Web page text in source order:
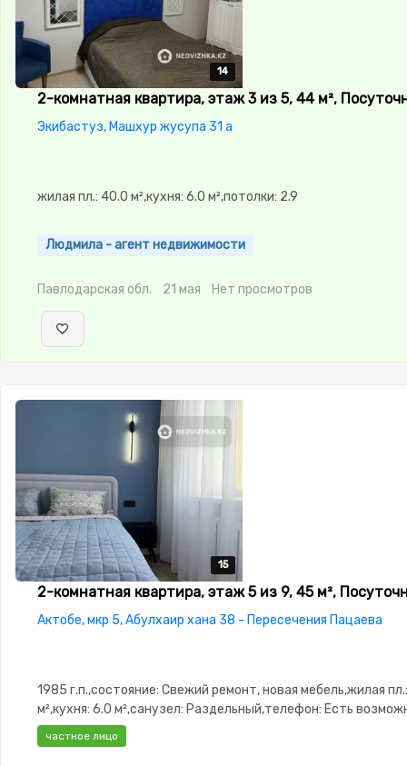
14
14
14
14
14
2-комнатная квартира, этаж 3 из 5, 44 м²,
Экибастуз, Машхур жусупа 31 а
жилая пл.: 40.0 м²,кухня: 6.0 м²,потолки: 2.9
Людмила - агент недвижимости
Павлодарская обл. 21 мая Нет просмотров
15
15
15
15
15
2-комнатная квартира, этаж 5 из 9, 45 м²,
Актобе, мкр 5, Абулхаир хана 38 - Пересечения Пацаева
1985 г.п.,состояние: Свежий ремонт, новая мебель,жилая
м²,кухня: 6.0 м²,санузел: Раздельный,телефон: Есть
подключения,интернет: Проводной,Домофон,Пластиковые
изолированы,Кондиционер
частное лицо